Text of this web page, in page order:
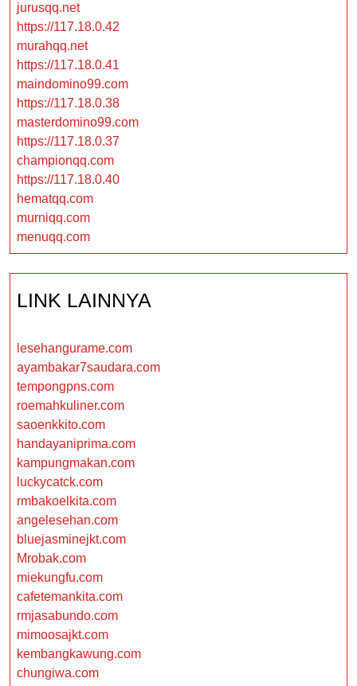
jurusqq.net
https://117.18.0.42
murahqq.net
https://117.18.0.41
maindomino99.com
https://117.18.0.38
masterdomino99.com
https://117.18.0.37
championqq.com
https://117.18.0.40
hematqq.com
murniqq.com
menuqq.com
LINK LAINNYA
lesehangurame.com
ayambakar7saudara.com
tempongpns.com
roemahkuliner.com
saoenkkito.com
handayaniprima.com
kampungmakan.com
luckycatck.com
rmbakoelkita.com
angelesehan.com
bluejasminejkt.com
Mrobak.com
miekungfu.com
cafetemankita.com
rmjasabundo.com
mimoosajkt.com
kembangkawung.com
chungiwa.com